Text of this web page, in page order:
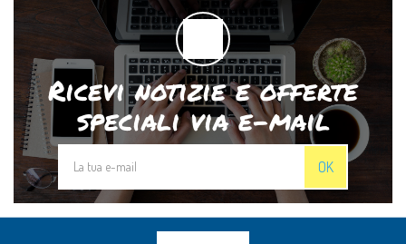
Ricevi notizie e offerte
speciali via e-mail
OK